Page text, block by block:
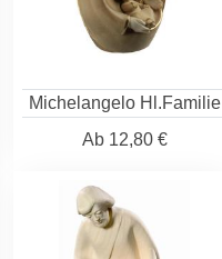
Michelangelo Hl.Familie
Ab12,80 €